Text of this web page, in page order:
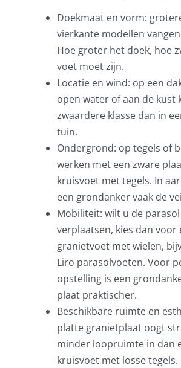
Doekmaat en vorm:
vierkante modellen
Hoe groter het doek, hoe
voet moet zijn.
Locatie en wind: op een
open water of aan de kust
zwaardere klasse dan in
tuin.
Ondergrond: op tegels of
werken met een zware
kruisvoet met tegels. In
een grondanker vaak de
Mobiliteit: wilt u de
verplaatsen, kies dan voor
granietvoet met wielen,
Liro parasolvoeten. Voor
opstelling is een
plaat praktischer.
Beschikbare ruimte en
platte granietplaat oogt
minder loopruimte in dan
kruisvoet met losse tegels.